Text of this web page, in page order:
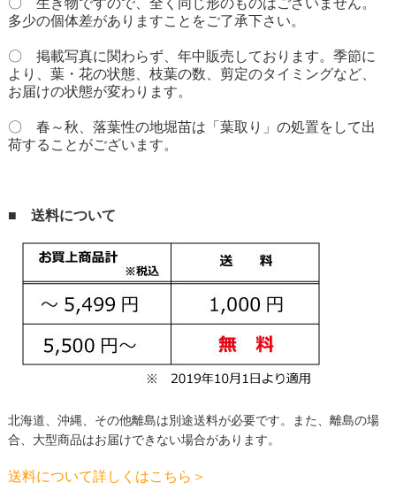
〇 生き物ですので、全く同じ形のものはございません。
多少の個体差がありますことをご了承下さい。
〇 掲載写真に関わらず、年中販売しております。季節に
より、葉・花の状態、枝葉の数、剪定のタイミングなど、
お届けの状態が変わります。
〇 春～秋、落葉性の地堀苗は「葉取り」の処置をして出
荷することがございます。
■ 送料について
北海道、沖縄、その他離島は別途送料が必要です。
また、離島の場
合、大型商品はお届けできない場合があります。
送料について詳しくはこちら＞